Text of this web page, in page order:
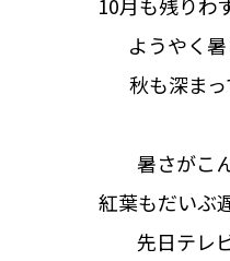
10月も残りわ
ようやく暑
秋も深ま
暑さがこ
紅葉もだいぶ
先日テレ